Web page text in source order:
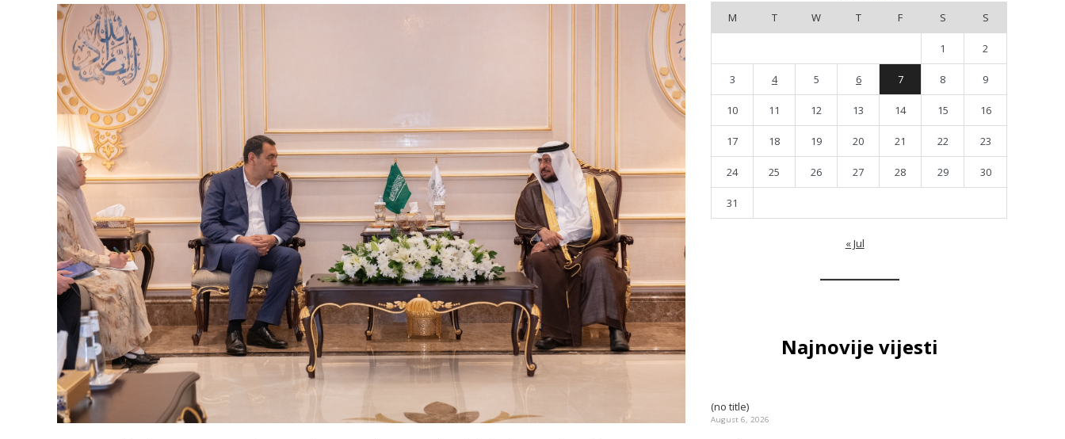
M
T W T F S S
1 2
3 4 5 6 7 8 9
10 11 12 13 14 15 16
17 18 19 20 21 22 23
24 25 26 27 28 29 30
31
« Jul
Najnovije vijesti
(no title)
August 6, 2026